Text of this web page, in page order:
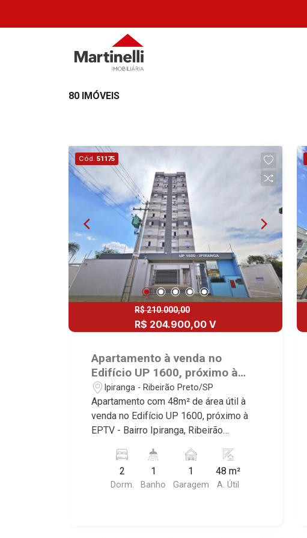
80 IMÓVEIS
Cód. 51175
R$ 210.000,00
R$ 204.900,00 V
Apartamento à venda no
Edifício UP 1600, próximo à
EPTV - Ribeirão Preto/SP.
Ipiranga - Ribeirão Preto/SP
Apartamento com 48m² de área útil à
venda no Edifício UP 1600, próximo à
EPTV - Bairro Ipiranga, Ribeirão
deste imóvel que a Martinelli
Imobiliária selecionou para você: -
48m² de área útil - 2 dormitórios -
2
Dorm.
1
Banho
1
Garagem
48 m²
A. Útil